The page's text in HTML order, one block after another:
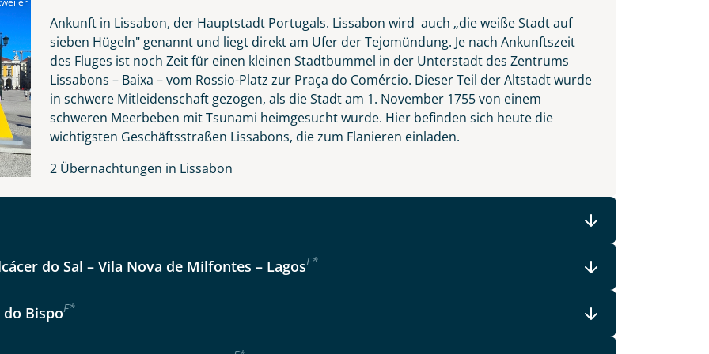
WhatsApp
wählen
Ankunft in Lissabon, der Hauptstadt Portugals. Lissabon wird auch „die weiße Stadt auf
sieben Hügeln" genannt und liegt direkt am Ufer der Tejomündung. Je nach Ankunftszeit
des Fluges ist noch Zeit für einen kleinen Stadtbummel in der Unterstadt des Zentrums
Lissabons – Baixa – vom Rossio-Platz zur Praça do Comércio. Dieser Teil der Altstadt wurde
in schwere Mitleidenschaft gezogen, als die Stadt am 1. November 1755 von einem
schweren Meerbeben mit Tsunami heimgesucht wurde. Hier befinden sich heute die
wichtigsten Geschäftsstraßen Lissabons, die zum Flanieren einladen.
2 Übernachtungen in Lissabon
do Sal – Vila Nova de Milfontes – LagosF*
do BispoF*
Telefon